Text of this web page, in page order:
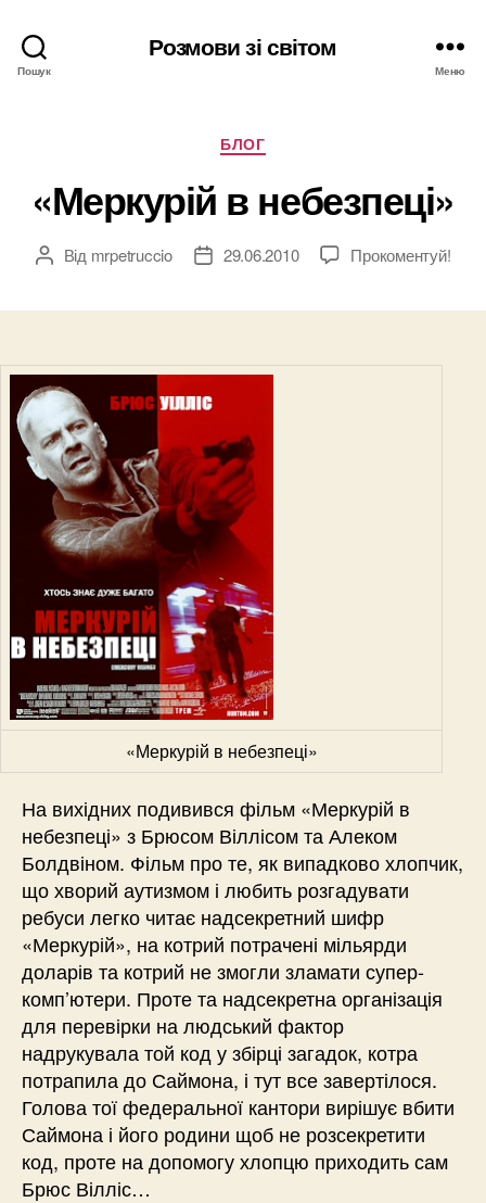
Пошук
Розмови зі світом
Меню
Категорії
БЛОГ
«Меркурій в небезпеці»
Автор
Від mrpetruccio
Дата29.06.2010 Прокоментуй!
«Меркурій в небезпеці»
На вихідних подивився фільм «Меркурій в
небезпеці» з Брюсом Віллісом та Алеком
Болдвіном. Фільм про те, як випадково хлопчик,
що хворий аутизмом і любить розгадувати
ребуси легко читає надсекретний шифр
«Меркурій», на котрий потрачені мільярди
доларів та котрий не змогли зламати супер-
комп’ютери. Проте та надсекретна організація
для перевірки на людський фактор
надрукувала той код у збірці загадок, котра
потрапила до Саймона, і тут все завертілося.
Голова тої федеральної кантори вирішує вбити
Саймона і його родини щоб не розсекретити
код, проте на допомогу хлопцю приходить сам
Брюс Вілліс…